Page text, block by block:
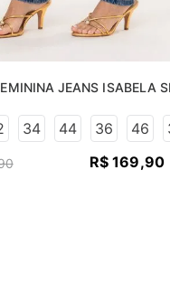
JEANS ISABELA
34 44 36 46
R$ 169,90